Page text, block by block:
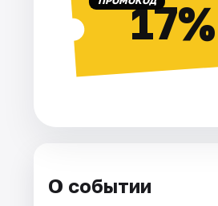
17%
О событии